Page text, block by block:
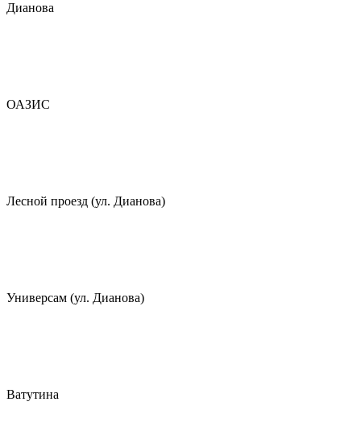
Дианова
ОАЗИС
Лесной проезд (ул. Дианова)
Универсам (ул. Дианова)
Ватутина